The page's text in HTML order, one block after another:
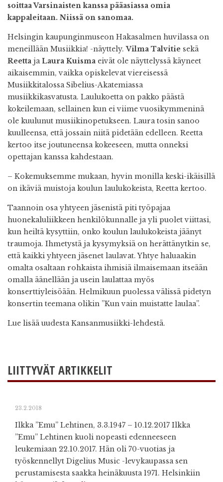
soittaa Varsinaisten kanssa pääasiassa omia
kappaleitaan. Niissä on sanomaa.
Helsingin kaupunginmuseon Hakasalmen huvilassa on
meneillään Musiikkia! -näyttely.Vilma Talvitie sekä
Reetta jaLaura Kuisma eivät ole näyttelyssä käyneet
aikaisemmin, vaikka opiskelevat viereisessä
Musiikkitalossa Sibelius-Akatemiassa
musiikkikasvatusta. Laulukoetta on pakko päästä
kokeilemaan, sellainen kun ei viime vuosikymmeninä
ole kuulunut musiikinopetukseen. Laura tosin sanoo
kuulleensa, että jossain niitä pidetään edelleen. Reetta
kertoo itse joutuneensa kokeeseen, mutta onneksi
opettajan kanssa kahdestaan.
– Kokemuksemme mukaan, hyvin monilla keski-ikäisillä
on ikäviä muistoja koulun laulukokeista, Reetta kertoo.
Taannoin osa yhtyeen jäsenistä piti työpajaa
huonekaluliikkeen henkilökunnalle ja yli puolet viittasi,
kun heiltä kysyttiin, onko koulun laulukokeista jäänyt
traumoja. Ihmetystä ja kysymyksiä on herättänytkin se,
että kaikki yhtyeen jäsenet laulavat. Yhtye haluaakin
omalta osaltaan rohkaista ihmisiä ilmaisemaan itseään
omalla äänellään ja usein laulattaa myös
konserttiyleisöään. Helmikuun puolessa välissä pidetyn
konsertin teemana olikin ”Kun vain muistatte laulaa”.
Lue lisää uudesta Kansanmusiikki-lehdestä.
LIITTYVÄT ARTIKKELIT
23.2.2018
Ilkka ”Emu” Lehtinen, 3.3.1947 – 10.12.2017 Ilkka
”Emu” Lehtinen kuoli nopeasti edenneeseen
leukemiaan 22.10.2017. Hän oli 70-vuotias ja
työskennellyt Digelius Music -levykaupassa sen
perustamisesta saakka heinäkuusta 1971. Helsinkiin